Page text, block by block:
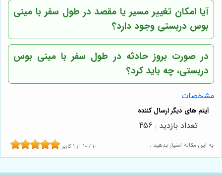
آیا امکان تغییر مسیر یا مقصد در طول سفر با مینی
بوس دربستی وجود دارد؟
در صورت بروز حادثه در طول سفر با مینی بوس
دربستی، چه باید کرد؟
مشخصات
به این مقاله امتیاز بدهید : 10 / 10 از 1 کاربر
تعداد بازدید : 456